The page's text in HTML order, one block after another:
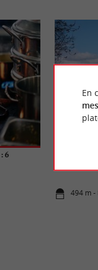
6
494 m -
En